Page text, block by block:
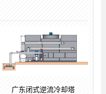
广东闭式逆流冷却塔